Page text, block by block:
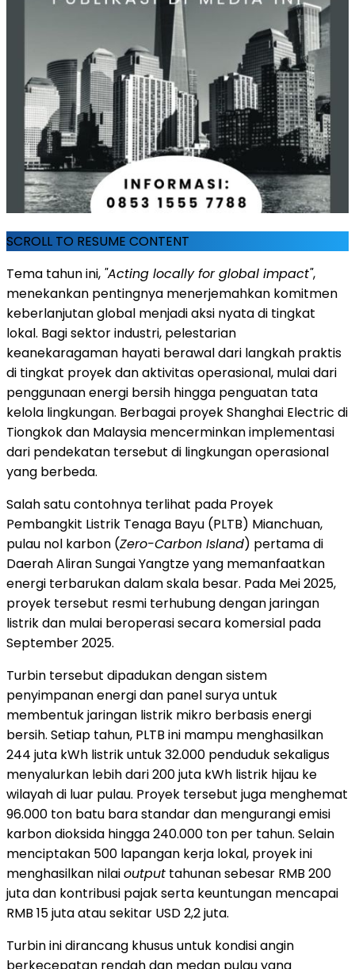
SCROLL TO RESUME CONTENT
Tema tahun ini, "Acting locally for global impact",
menekankan pentingnya menerjemahkan komitmen
keberlanjutan global menjadi aksi nyata di tingkat
lokal. Bagi sektor industri, pelestarian
keanekaragaman hayati berawal dari langkah praktis
di tingkat proyek dan aktivitas operasional, mulai dari
penggunaan energi bersih hingga penguatan tata
kelola lingkungan. Berbagai proyek Shanghai Electric di
Tiongkok dan Malaysia mencerminkan implementasi
dari pendekatan tersebut di lingkungan operasional
yang berbeda.
Salah satu contohnya terlihat pada Proyek
Pembangkit Listrik Tenaga Bayu (PLTB) Mianchuan,
pulau nol karbon (Zero-Carbon Island) pertama di
Daerah Aliran Sungai Yangtze yang memanfaatkan
energi terbarukan dalam skala besar. Pada Mei 2025,
proyek tersebut resmi terhubung dengan jaringan
listrik dan mulai beroperasi secara komersial pada
September 2025.
Turbin tersebut dipadukan dengan sistem
penyimpanan energi dan panel surya untuk
membentuk jaringan listrik mikro berbasis energi
bersih. Setiap tahun, PLTB ini mampu menghasilkan
244 juta kWh listrik untuk 32.000 penduduk sekaligus
menyalurkan lebih dari 200 juta kWh listrik hijau ke
wilayah di luar pulau. Proyek tersebut juga menghemat
96.000 ton batu bara standar dan mengurangi emisi
karbon dioksida hingga 240.000 ton per tahun. Selain
menciptakan 500 lapangan kerja lokal, proyek ini
menghasilkan nilaioutput tahunan sebesar RMB 200
juta dan kontribusi pajak serta keuntungan mencapai
RMB 15 juta atau sekitar USD 2,2 juta.
Turbin ini dirancang khusus untuk kondisi angin
berkecepatan rendah dan medan pulau yang